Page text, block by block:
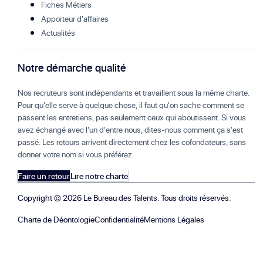
Fiches Métiers
Apporteur d'affaires
Actualités
Notre démarche qualité
Nos recruteurs sont indépendants et travaillent sous la même charte.
Pour qu'elle serve à quelque chose, il faut qu'on sache comment se
passent les entretiens, pas seulement ceux qui aboutissent. Si vous
avez échangé avec l'un d'entre nous, dites-nous comment ça s'est
passé. Les retours arrivent directement chez les cofondateurs, sans
donner votre nom si vous préférez.
Faire un retourLire notre charte
Copyright ©2026 Le Bureau des Talents. Tous droits réservés.
Charte de DéontologieConfidentialitéMentions Légales